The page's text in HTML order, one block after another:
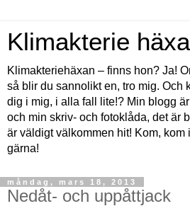
Klimakterie
Klimakteriehäxan – finns hon? Ja!
så blir du sannolikt en, tro mig. Och
dig i mig, i alla fall lite!? Min blogg
och min skriv- och fotoklåda, det är
är väldigt välkommen hit! Kom, kom
gärna!
måndag, mars 18, 2013
Nedåt- och uppåttjack